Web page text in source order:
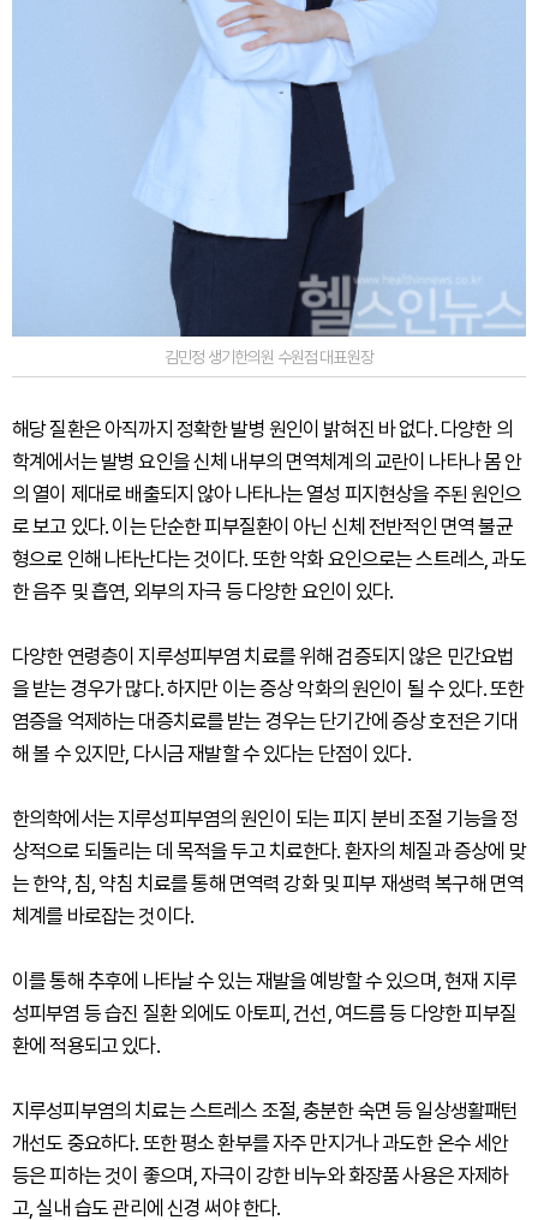
김민정 생기한의원 수원점 대표원장
해당 질환은 아직까지 정확한 발병 원인이 밝혀진 바 없다. 다양한 의
학계에서는 발병 요인을 신체 내부의 면역체계의 교란이 나타나 몸 안
의 열이 제대로 배출되지 않아 나타나는 열성 피지현상을 주된 원인으
로 보고 있다. 이는 단순한 피부질환이 아닌 신체 전반적인 면역 불균
형으로 인해 나타난다는 것이다. 또한 악화 요인으로는 스트레스, 과도
한 음주 및 흡연, 외부의 자극 등 다양한 요인이 있다.
다양한 연령층이 지루성피부염 치료를 위해 검증되지 않은 민간요법
을 받는 경우가 많다. 하지만 이는 증상 악화의 원인이 될 수 있다. 또한
염증을 억제하는 대증치료를 받는 경우는 단기간에 증상 호전은 기대
해 볼 수 있지만, 다시금 재발할 수 있다는 단점이 있다.
한의학에서는 지루성피부염의 원인이 되는 피지 분비 조절 기능을 정
상적으로 되돌리는 데 목적을 두고 치료한다. 환자의 체질과 증상에 맞
는 한약, 침, 약침 치료를 통해 면역력 강화 및 피부 재생력 복구해 면역
체계를 바로잡는 것이다.
이를 통해 추후에 나타날 수 있는 재발을 예방할 수 있으며, 현재 지루
성피부염 등 습진 질환 외에도 아토피, 건선, 여드름 등 다양한 피부질
환에 적용되고 있다.
지루성피부염의 치료는 스트레스 조절, 충분한 숙면 등 일상생활패턴
개선도 중요하다. 또한 평소 환부를 자주 만지거나 과도한 온수 세안
등은 피하는 것이 좋으며, 자극이 강한 비누와 화장품 사용은 자제하
고, 실내 습도 관리에 신경 써야 한다.